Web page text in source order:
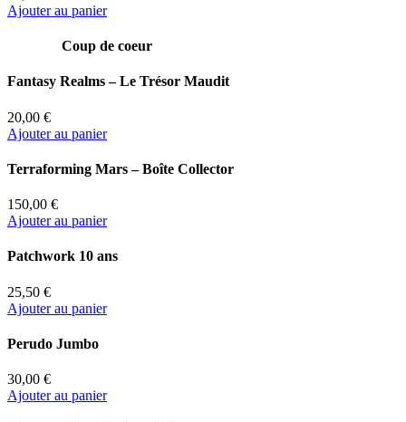
Ajouter au panier
Coup de coeur
Fantasy Realms – Le Trésor Maudit
20,00 €
Ajouter au panier
Terraforming Mars – Boîte Collector
150,00 €
Ajouter au panier
Patchwork 10 ans
25,50 €
Ajouter au panier
Perudo Jumbo
30,00 €
Ajouter au panier